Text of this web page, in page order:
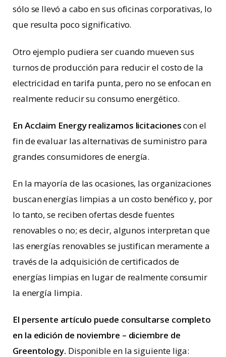
sólo se llevó a cabo en sus oficinas corporativas, lo
que resulta poco significativo.
Otro ejemplo pudiera ser cuando mueven sus
turnos de producción para reducir el costo de la
electricidad en tarifa punta, pero no se enfocan en
realmente reducir su consumo energético.
En Acclaim Energy realizamos licitacionescon el
fin de evaluar las alternativas de suministro para
grandes consumidores de energía.
En la mayoría de las ocasiones, las organizaciones
buscan energías limpias a un costo benéfico y, por
lo tanto, se reciben ofertas desde fuentes
renovables o no; es decir, algunos interpretan que
las energías renovables se justifican meramente a
través de la adquisición de certificados de
energías limpias en lugar de realmente consumir
la energía limpia.
El persente artículo puede consultarse completo
en la edición de noviembre – diciembre de
Greentology. Disponible en la siguiente liga: